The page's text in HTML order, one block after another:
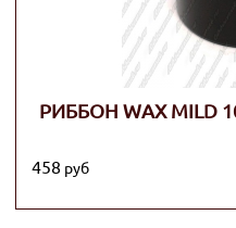
РИББОН WAX MILD
458 руб